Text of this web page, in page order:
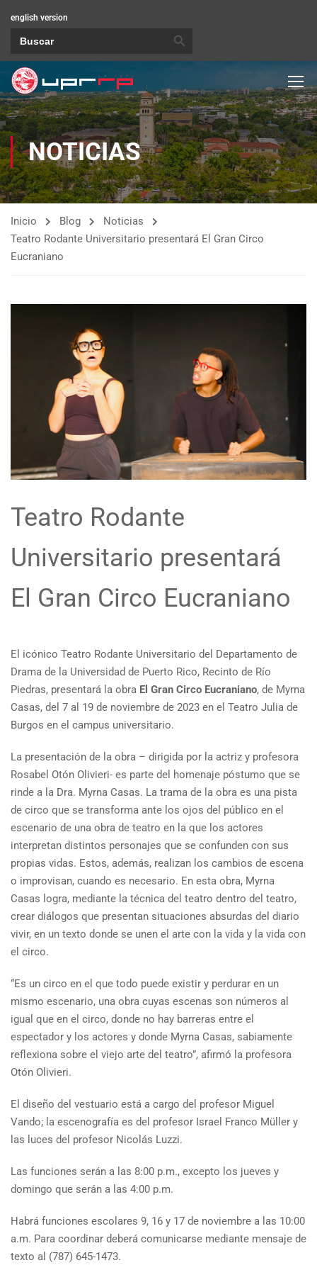
english version
NOTICIAS
Inicio Blog
Noticias
Teatro Rodante Universitario presentará El Gran Circo
Eucraniano
Teatro Rodante
Universitario presentará
El Gran Circo Eucraniano
El icónico Teatro Rodante Universitario del Departamento de
Drama de la Universidad de Puerto Rico, Recinto de Río
Piedras, presentará la obra El Gran Circo Eucraniano, de Myrna
Casas, del 7 al 19 de noviembre de 2023 en el Teatro Julia de
Burgos en el campus universitario.
La presentación de la obra – dirigida por la actriz y profesora
Rosabel Otón Olivieri- es parte del homenaje póstumo que se
rinde a la Dra. Myrna Casas. La trama de la obra es una pista
de circo que se transforma ante los ojos del público en el
escenario de una obra de teatro en la que los actores
interpretan distintos personajes que se confunden con sus
propias vidas. Estos, además, realizan los cambios de escena
o improvisan, cuando es necesario. En esta obra, Myrna
Casas logra, mediante la técnica del teatro dentro del teatro,
crear diálogos que presentan situaciones absurdas del diario
vivir, en un texto donde se unen el arte con la vida y la vida con
el circo.
“Es un circo en el que todo puede existir y perdurar en un
mismo escenario, una obra cuyas escenas son números al
igual que en el circo, donde no hay barreras entre el
espectador y los actores y donde Myrna Casas, sabiamente
reflexiona sobre el viejo arte del teatro”, afirmó la profesora
Otón Olivieri.
El diseño del vestuario está a cargo del profesor Miguel
Vando; la escenografía es del profesor Israel Franco Müller y
las luces del profesor Nicolás Luzzi.
Las funciones serán a las 8:00 p.m., excepto los jueves y
domingo que serán a las 4:00 p.m.
Habrá funciones escolares 9, 16 y 17 de noviembre a las 10:00
a.m. Para coordinar deberá comunicarse mediante mensaje de
texto al (787) 645-1473.